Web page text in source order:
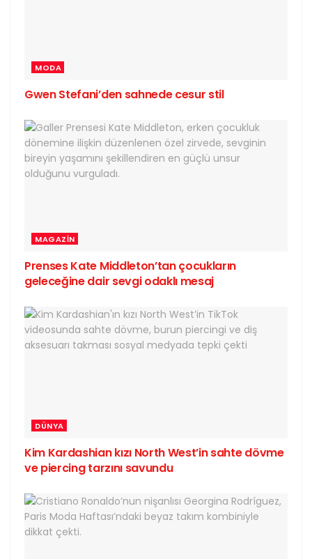
MODA
Gwen Stefani’den sahnede cesur stil
MAGAZIN
Prenses Kate Middleton’tan çocukların
geleceğine dair sevgi odaklı mesaj
DÜNYA
Kim Kardashian kızı North West’in sahte dövme
ve piercing tarzını savundu